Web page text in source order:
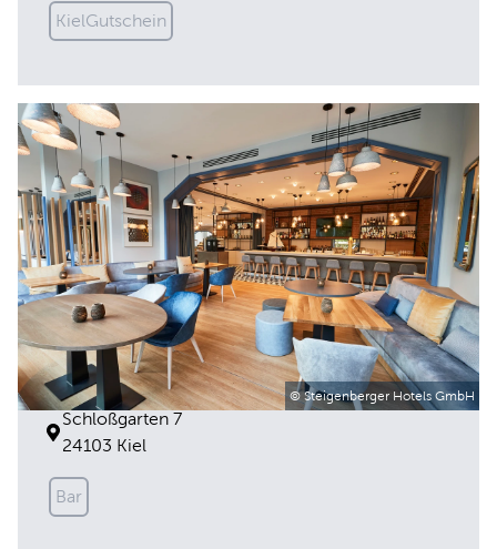
KielGutschein
© Steigenberger Hotels GmbH
Bar im Steigenberger Conti Hansa
Schloßgarten 7
24103 Kiel
Bar